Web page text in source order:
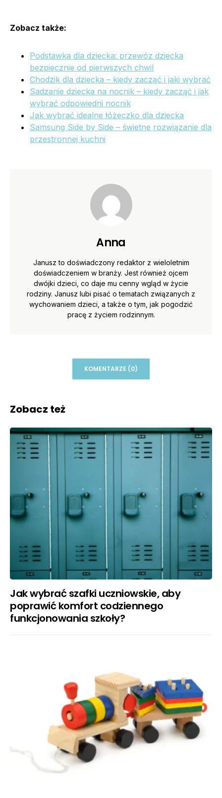
Zobacz także:
Podstawka dla dziecka: przewóz dziecka
bezpiecznie od pierwszych chwil
Chodzik dla dziecka – kiedy zacząć i jaki wybrać
Sadzanie dziecka na nocnik – kiedy zacząć i jak
wybrać odpowiedni nocnik
Jak wybrać idealne łóżeczko dla dziecka
Samsung Side by Side – świetne rozwiązanie dla
przestronnej kuchni
Anna
Janusz to doświadczony redaktor z wieloletnim
doświadczeniem w branży. Jest również ojcem
dwójki dzieci, co daje mu cenny wgląd w życie
rodziny. Janusz lubi pisać o tematach związanych z
wychowaniem dzieci, a także o tym, jak pogodzić
pracę z życiem rodzinnym.
KOMENTARZE (0)
Zobacz też
Jak wybrać szafki uczniowskie, aby
poprawić komfort codziennego
funkcjonowania szkoły?